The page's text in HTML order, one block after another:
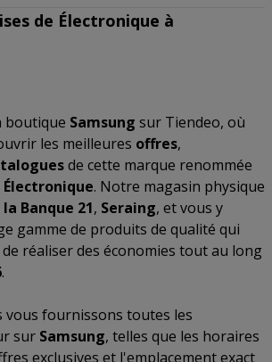
de Électronique à
boutique Samsung sur Tiendeo, où
les meilleures offres,
de cette marque renommée
Électronique. Notre magasin physique
la Banque 21, Seraing, et vous y
gamme de produits de qualité qui
réaliser des économies tout au long
.
vous fournissons toutes les
sur Samsung, telles que les horaires
exclusives et l'emplacement exact